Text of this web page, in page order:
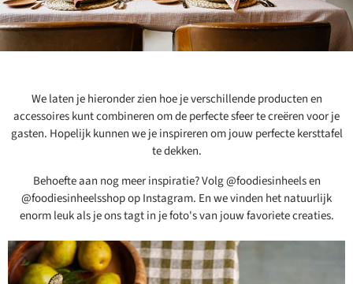
We laten je hieronder zien hoe je verschillende producten en
accessoires kunt combineren om de perfecte sfeer te creëren voor je
gasten. Hopelijk kunnen we je inspireren om jouw perfecte kersttafel
te dekken.
Behoefte aan nog meer inspiratie? Volg @foodiesinheels en
@foodiesinheelsshop op Instagram. En we vinden het natuurlijk
enorm leuk als je ons tagt in je foto's van jouw favoriete creaties.
Binnenkort op
voorraad
Tafelkleed Bourdon
Canvas Mimi Vichy -
Vichy Kaki &
Bourdon Noir
145x300cm
Maison de Vacances
199,95
Bekijk product
Product
19,99
Bekijk product